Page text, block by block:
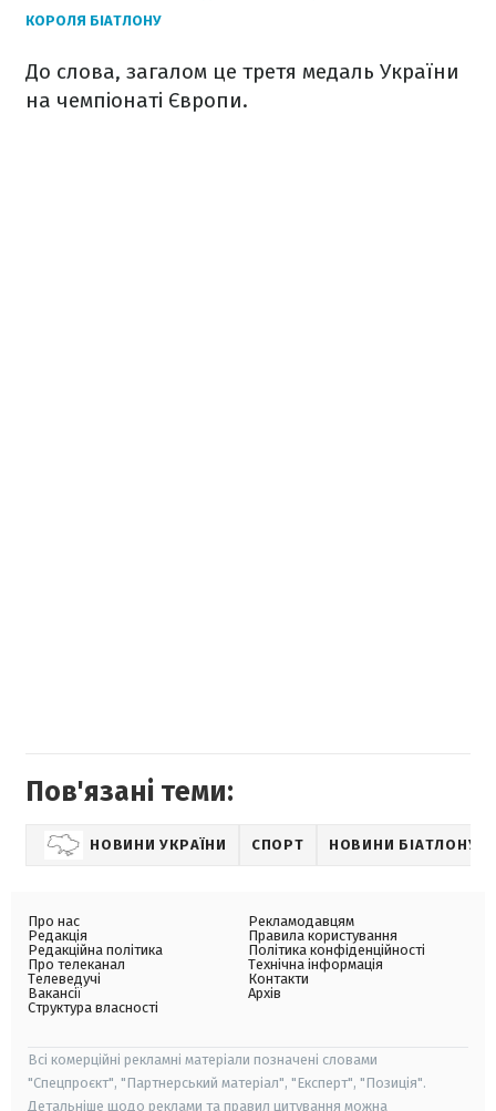
КОРОЛЯ БІАТЛОНУ
До слова, загалом це третя медаль України
на чемпіонаті Європи.
Пов'язані теми:
НОВИНИ УКРАЇНИ СПОРТ НОВИНИ БІАТЛОНУ
Про нас
Редакція
Редакційна політика
Про телеканал
Телеведучі
Вакансії
Структура власності
Рекламодавцям
Правила користування
Політика конфіденційності
Технічна інформація
Контакти
Архів
Всі комерційні рекламні матеріали позначені словами
"Спецпроєкт", "Партнерський матеріал", "Експерт", "Позиція".
Детальніше щодо реклами та правил цитування можна